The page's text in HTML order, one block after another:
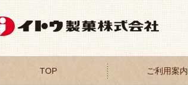
TOP ご利用案内